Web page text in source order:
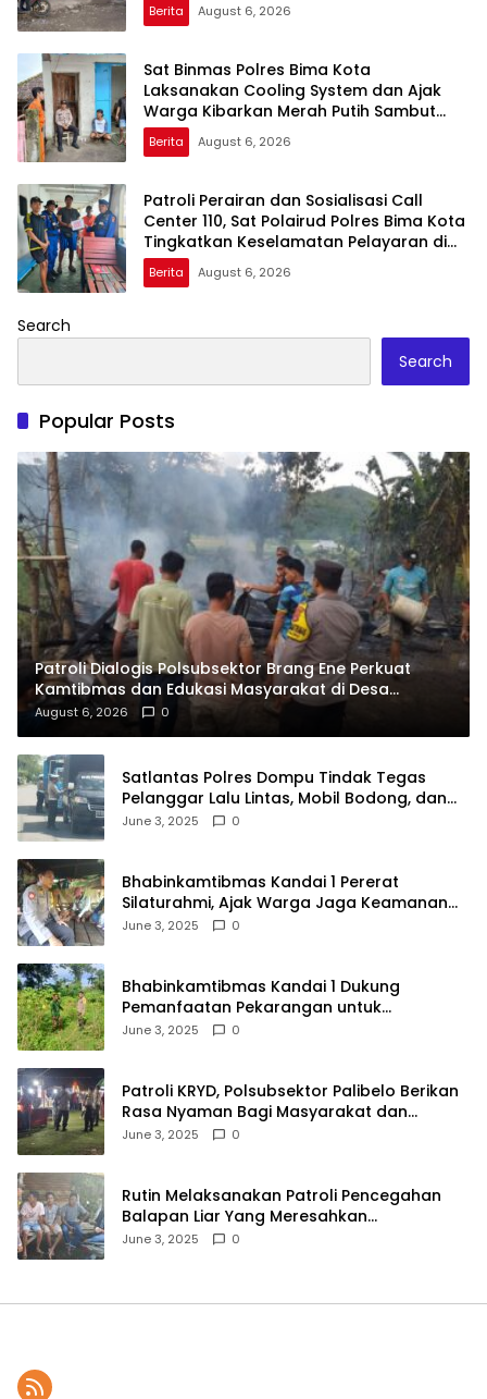
Berita August 6, 2026
Sat Binmas Polres Bima Kota
Laksanakan Cooling System dan Ajak
Warga Kibarkan Merah Putih Sambut
HUT RI Ke-81
Berita August 6, 2026
Patroli Perairan dan Sosialisasi Call
Center 110, Sat Polairud Polres Bima Kota
Tingkatkan Keselamatan Pelayaran di
Teluk Bima
Berita August 6, 2026
Search
Search
Popular Posts
Patroli Dialogis Polsubsektor Brang Ene Perkuat
Kamtibmas dan Edukasi Masyarakat di Desa
Kalimantong
August 6, 2026 0
Satlantas Polres Dompu Tindak Tegas
Pelanggar Lalu Lintas, Mobil Bodong, dan
Kendaraan Tak Bayar Pajak
June 3, 2025 0
Bhabinkamtibmas Kandai 1 Pererat
Silaturahmi, Ajak Warga Jaga Keamanan
Lingkungan
June 3, 2025 0
Bhabinkamtibmas Kandai 1 Dukung
Pemanfaatan Pekarangan untuk
Ketahanan Pangan Menuju Indonesia Emas
June 3, 2025 0
Patroli KRYD, Polsubsektor Palibelo Berikan
Rasa Nyaman Bagi Masyarakat dan
Antisipasi Aksi Menjurus Premanisme
June 3, 2025 0
Rutin Melaksanakan Patroli Pencegahan
Balapan Liar Yang Meresahkan
Masyarakat, Polsek Soromandi
June 3, 2025 0